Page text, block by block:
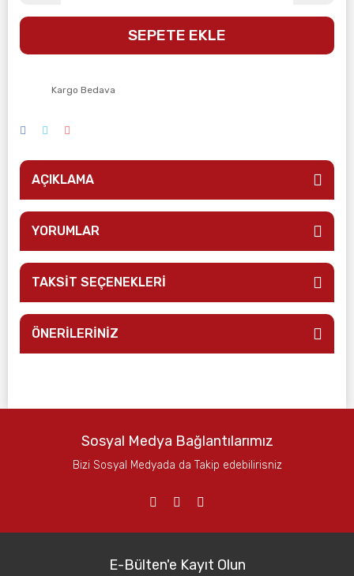
SEPETE EKLE
Kargo Bedava
AÇIKLAMA
YORUMLAR
TAKSİT SEÇENEKLERİ
ÖNERİLERİNİZ
Sosyal Medya Bağlantılarımız
Bizi Sosyal Medyada da Takip edebilirisniz
E-Bülten'e Kayıt Olun